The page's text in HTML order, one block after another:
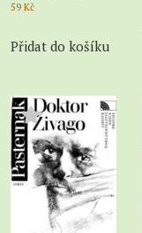
59 Kč
Přidat do košíku